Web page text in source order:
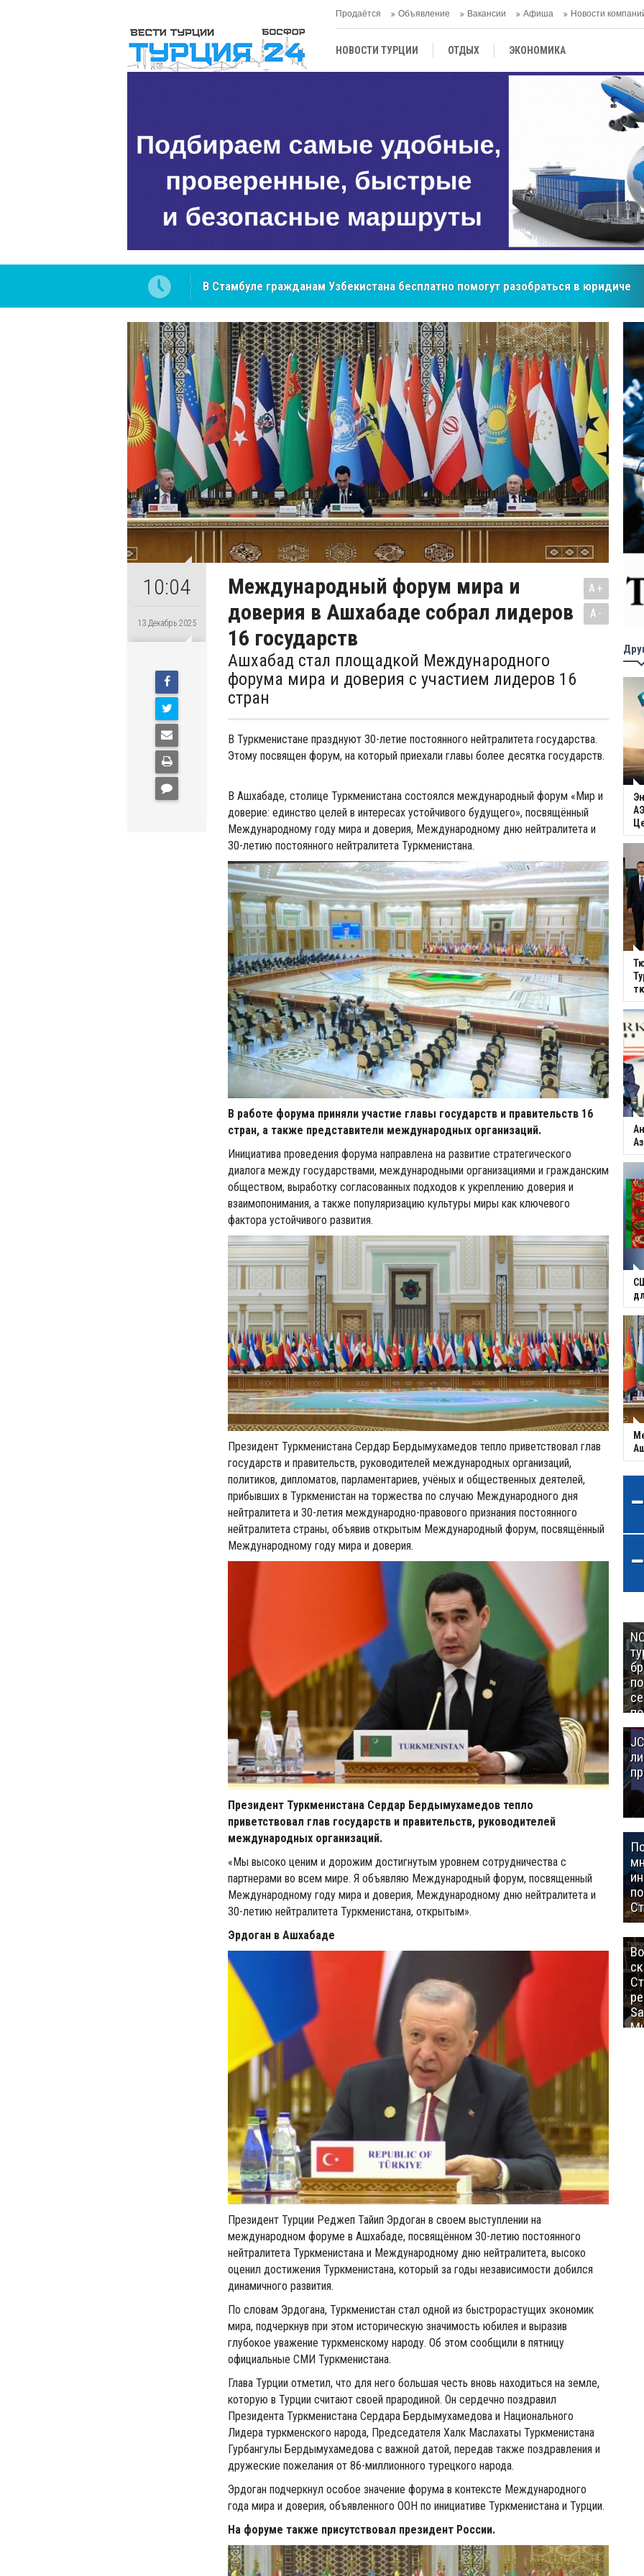
Продаётся Объявление Вакансии Афиша Новости
НОВОСТИ ТУРЦИИ ОТДЫХ ЭКОНОМИКА
ЦЕНТРАЛЬНАЯ АЗИЯ
в юридических NCS Jeans: турецкий бренд, покоривший сердца покупателей Центральной Азии
10:04
13 Декабрь 2025
Международный форум мира и
доверия в Ашхабаде собрал лидеров
16 государств
Ашхабад стал площадкой Международного
форума мира и доверия с участием лидеров 16
стран
A+
A-
В Туркменистане празднуют 30-летие постоянного нейтралитета государства.
Этому посвящен форум, на который приехали главы более десятка государств.
В Ашхабаде, столице Туркменистана состоялся международный форум «Мир и
доверие: единство целей в интересах устойчивого будущего», посвящённый
Международному году мира и доверия, Международному дню нейтралитета и
30-летию постоянного нейтралитета Туркменистана.
В работе форума приняли участие главы государств и правительств 16
стран, а также представители международных организаций.
Инициатива проведения форума направлена на развитие стратегического
диалога между государствами, международными организациями и гражданским
обществом, выработку согласованных подходов к укреплению доверия и
взаимопонимания, а также популяризацию культуры миры как ключевого
фактора устойчивого развития.
Президент Туркменистана Сердар Бердымухамедов тепло приветствовал глав
государств и правительств, руководителей международных организаций,
политиков, дипломатов, парламентариев, учёных и общественных деятелей,
прибывших в Туркменистан на торжества по случаю Международного дня
нейтралитета и 30-летия международно-правового признания постоянного
нейтралитета страны, объявив открытым Международный форум, посвящённый
Международному году мира и доверия.
Президент Туркменистана Сердар Бердымухамедов тепло
приветствовал глав государств и правительств, руководителей
международных организаций.
«Мы высоко ценим и дорожим достигнутым уровнем сотрудничества с
партнерами во всем мире. Я объявляю Международный форум, посвященный
Международному году мира и доверия, Международному дню нейтралитета и
30-летию нейтралитета Туркменистана, открытым».
Эрдоган в Ашхабаде
Президент Турции Реджеп Тайип Эрдоган в своем выступлении на
международном форуме в Ашхабаде, посвящённом 30-летию постоянного
нейтралитета Туркменистана и Международному дню нейтралитета, высоко
оценил достижения Туркменистана, который за годы независимости добился
динамичного развития.
По словам Эрдогана, Туркменистан стал одной из быстрорастущих экономик
мира, подчеркнув при этом историческую значимость юбилея и выразив
глубокое уважение туркменскому народу. Об этом сообщили в пятницу
официальные СМИ Туркменистана.
Глава Турции отметил, что для него большая честь вновь находиться на земле,
которую в Турции считают своей прародиной. Он сердечно поздравил
Президента Туркменистана Сердара Бердымухамедова и Национального
Лидера туркменского народа, Председателя Халк Маслахаты Туркменистана
Гурбангулы Бердымухамедова с важной датой, передав также поздравления и
дружеские пожелания от 86-миллионного турецкого народа.
Эрдоган подчеркнул особое значение форума в контексте Международного
года мира и доверия, объявленного ООН по инициативе Туркменистана и Турции.
На форуме также присутствовал президент России.